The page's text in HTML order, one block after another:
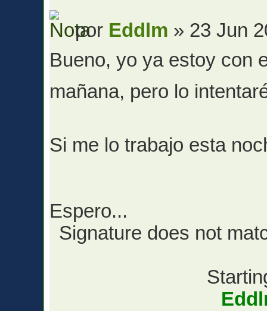
por Eddlm » 23 Jun
Bueno, yo ya estoy con
mañana, pero lo
Si me lo trabajo esta
Espero...
Signature does not